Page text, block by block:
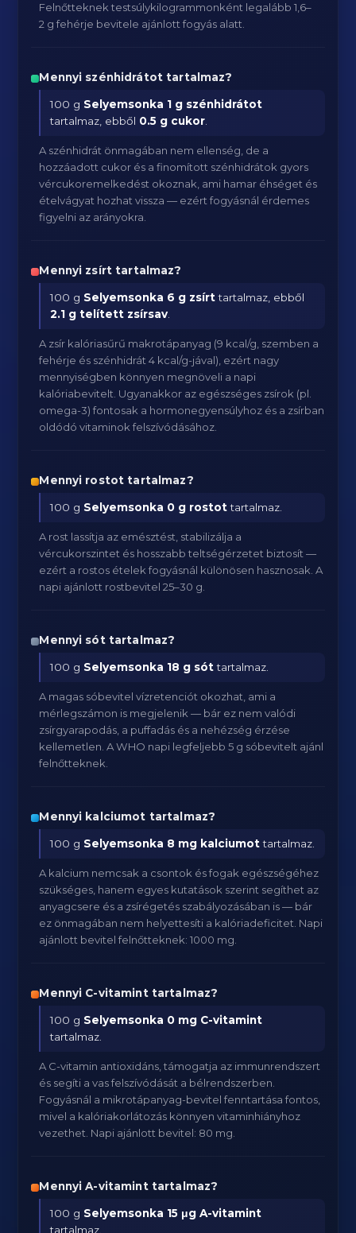
Felnőtteknek testsúlykilogrammonként legalább 1,6–
2 g fehérje bevitele ajánlott fogyás alatt.
Mennyi szénhidrátot tartalmaz?
100 g Selyemsonka 1 g szénhidrátot
tartalmaz, ebből 0.5 g cukor
A szénhidrát önmagában nem ellenség, de a
hozzáadott cukor és a finomított szénhidrátok gyors
vércukoremelkedést okoznak, ami hamar éhséget és
ételvágyat hozhat vissza — ezért fogyásnál érdemes
figyelni az arányokra.
Mennyi zsírt tartalmaz?
100 g Selyemsonka 6 g zsírttartalmaz, ebből
2.1 g telített zsírsav
A zsír kalóriasűrű makrotápanyag (9 kcal/g, szemben a
fehérje és szénhidrát 4 kcal/g-jával), ezért nagy
mennyiségben könnyen megnöveli a napi
kalóriabevitelt. Ugyanakkor az egészséges zsírok (pl.
omega-3) fontosak a hormonegyensúlyhoz és a zsírban
oldódó vitaminok felszívódásához.
Mennyi rostot tartalmaz?
100 g Selyemsonka 0 g rostottartalmaz.
A rost lassítja az emésztést, stabilizálja a
vércukorszintet és hosszabb teltségérzetet biztosít —
ezért a rostos ételek fogyásnál különösen hasznosak. A
napi ajánlott rostbevitel 25–30 g.
Mennyi sót tartalmaz?
100 g Selyemsonka 18 g sóttartalmaz.
A magas sóbevitel vízretenciót okozhat, ami a
mérlegszámon is megjelenik — bár ez nem valódi
zsírgyarapodás, a puffadás és a nehézség érzése
kellemetlen. A WHO napi legfeljebb 5 g sóbevitelt ajánl
felnőtteknek.
Mennyi kalciumot tartalmaz?
100 g Selyemsonka 8 mg kalciumottartalmaz.
A kalcium nemcsak a csontok és fogak egészségéhez
szükséges, hanem egyes kutatások szerint segíthet az
anyagcsere és a zsírégetés szabályozásában is — bár
ez önmagában nem helyettesíti a kalóriadeficitet. Napi
ajánlott bevitel felnőtteknek: 1000 mg.
Mennyi C-vitamint tartalmaz?
100 g Selyemsonka 0 mg C-vitamint
tartalmaz.
A C-vitamin antioxidáns, támogatja az immunrendszert
és segíti a vas felszívódását a bélrendszerben.
Fogyásnál a mikrotápanyag-bevitel fenntartása fontos,
mivel a kalóriakorlátozás könnyen vitaminhiányhoz
vezethet. Napi ajánlott bevitel: 80 mg.
Mennyi A-vitamint tartalmaz?
100 g Selyemsonka 15 μg A-vitamint
tartalmaz.